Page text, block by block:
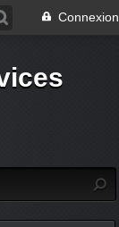
Connexion